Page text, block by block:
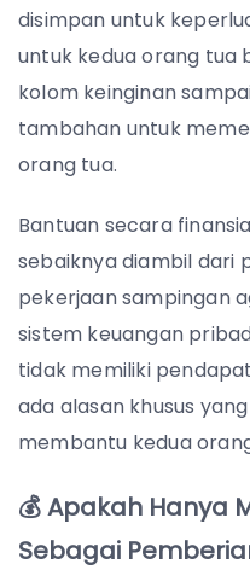
disimpan untuk
untuk kedua orang tua
kolom keinginan
tambahan untuk
orang tua.
Bantuan secara
sebaiknya diambil dari
pekerjaan sampingan
sistem keuangan
tidak memiliki
ada alasan khusus
membantu kedua
💰 Apakah Hanya
Sebagai